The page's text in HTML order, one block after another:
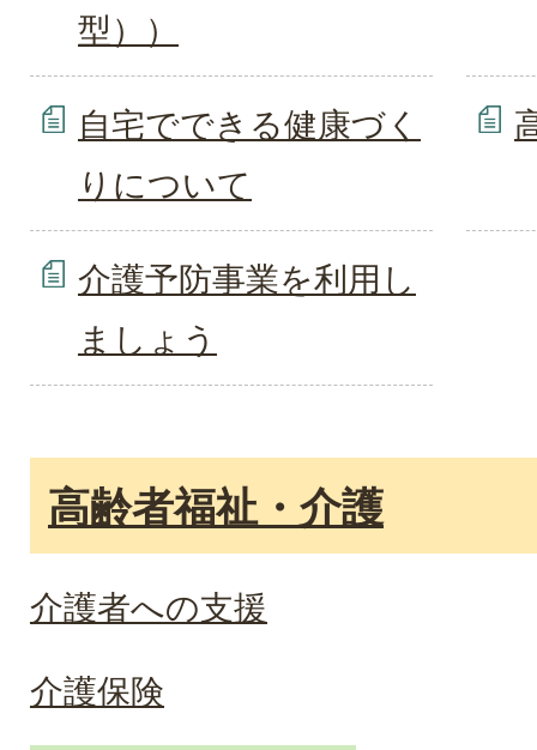
型））
自宅でできる健康づく
りについて
介護予防事業を利用し
ましょう
高齢者福祉・介護
介護者への支援
介護保険